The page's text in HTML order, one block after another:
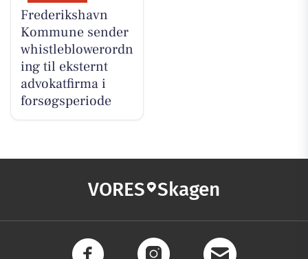
Frederikshavn
Kommune sender
whistleblowerordn
ing til eksternt
advokatfirma i
forsøgsperiode
VORES Skagen